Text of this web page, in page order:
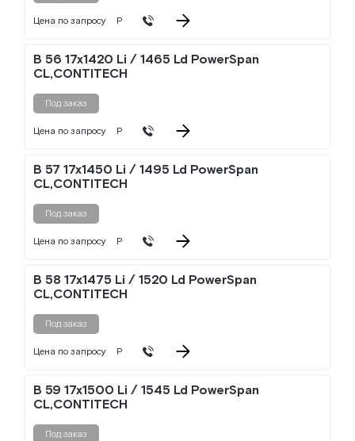
Цена по запросу Р
B 56 17x1420 Li / 1465 Ld PowerSpan
CL,CONTITECH
Под заказ
Цена по запросу Р
B 57 17x1450 Li / 1495 Ld PowerSpan
CL,CONTITECH
Под заказ
Цена по запросу Р
B 58 17x1475 Li / 1520 Ld PowerSpan
CL,CONTITECH
Под заказ
Цена по запросу Р
B 59 17x1500 Li / 1545 Ld PowerSpan
CL,CONTITECH
Под заказ